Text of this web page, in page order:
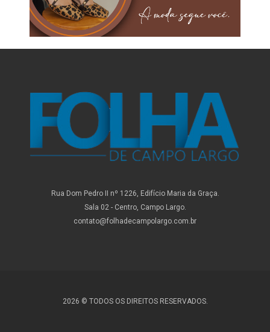
Rua Dom Pedro II nº 1226, Edifício Maria da Graça.
Sala 02 - Centro, Campo Largo.
contato@folhadecampolargo.com.br
2026 © TODOS OS DIREITOS RESERVADOS.